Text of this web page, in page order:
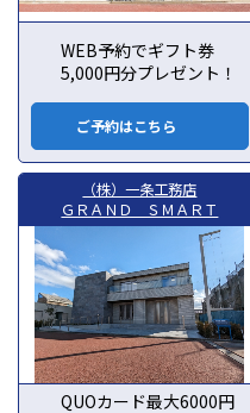
WEB予約でギフト券
5,000円分プレゼント！
ご予約はこちら
（株）一条工務店
ＧＲＡＮＤ ＳＭＡＲＴ
QUOカード最大6000円